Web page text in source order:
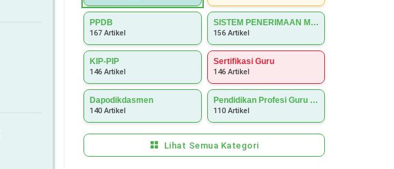
PPDB
167 Artikel
SISTEM PENERIMAAN MURID BARU (SPMB)
156 Artikel
KIP-PIP
146 Artikel
Sertifikasi Guru
146 Artikel
Dapodikdasmen
140 Artikel
Pendidikan Profesi Guru (PPG)
110 Artikel
Lihat Semua Kategori